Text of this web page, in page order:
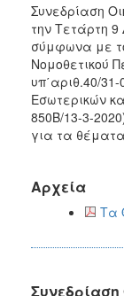
Συνεδρίαση
την Τετάρτη
σύμφωνα με
Νομοθετικού
υπ΄αριθ.40/
Εσωτερικών
850Β/13-3-
για τα
Αρχεία
Τα
Συνεδρίαση